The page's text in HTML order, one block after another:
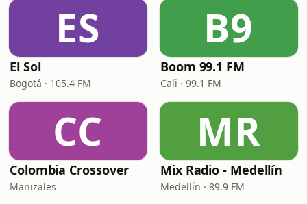
ES
El Sol
Bogotá · 105.4 FM
B9
Boom 99.1 FM
Cali · 99.1 FM
CC
Colombia Crossover
Manizales
MR
Mix Radio - Medellín
Medellín · 89.9 FM